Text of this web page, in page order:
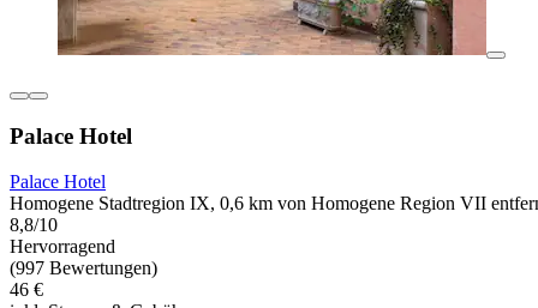
Palace Hotel
Palace Hotel
Homogene Stadtregion IX, 0,6 km von Homogene Region VII
8,8/10
Hervorragend
(997 Bewertungen)
46 €